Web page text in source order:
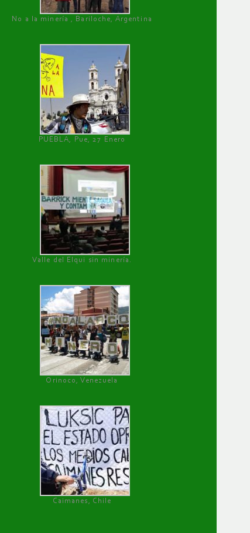
No a la minería , Bariloche, Argentina
PUEBLA, Pue, 27 Enero
Valle del Elqui sin minería.
Orinoco, Venezuela
Caimanes, Chile